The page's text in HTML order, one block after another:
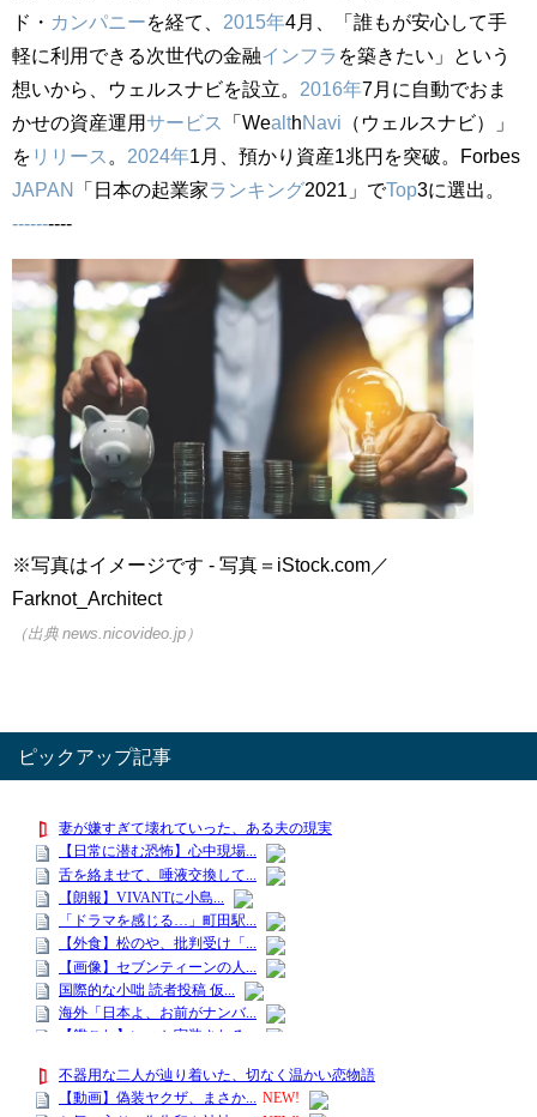
ド・ カンパニーを経て、 2015年4月、「誰もが安心して手
軽に利用できる次世代の金融インフラ を築きたい」という
想いから、ウェルスナビを設立。 2016年7月に自動でおま
かせの資産運用サービス 「WealthNavi （ウェルスナビ）」
を リリース 。 2024年1月、預かり資産1兆円を突破。Forbes
JAPAN
「日本の起業家ランキング2021」でTop3に選出。
----------
※写真はイメージです - 写真＝iStock.com／
Farknot_Architect
（出典 news.nicovideo.jp）
ピックアップ記事